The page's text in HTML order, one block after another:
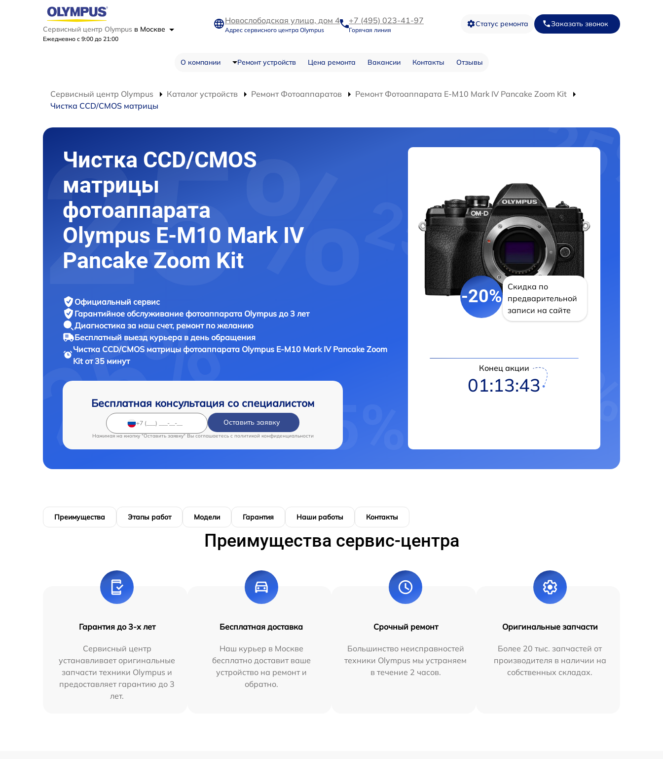
Сервисный центр Olympus в Москве
Ежедневно с 9:00 до 21:00
Новослободская улица, дом 4
Адрес сервисного центра Olympus
+7 (495) 023-41-97
Горячая линия
Статус ремонта Заказать звонок
О компании Ремонт устройств Цена ремонта Вакансии Контакты Отзывы
Сервисный центр Olympus Каталог устройств Ремонт Фотоаппаратов
Ремонт Фотоаппарата E-M10 Mark IV Pancake Zoom Kit
Чистка CCD/CMOS матрицы
Чистка CCD/CMOS
матрицы
фотоаппарата
Olympus E-M10 Mark IV
Pancake Zoom Kit
Официальный сервис
Гарантийное обслуживание фотоаппарата Olympus до 3 лет
Диагностика за наш счет, ремонт по желанию
Бесплатный выезд курьера в день обращения
Чистка CCD/CMOS матрицы фотоаппарата Olympus E-M10 Mark IV Pancake Zoom
Kit от 35 минут
Бесплатная консультация со специалистом
Оставить заявку
Нажимая на кнопку "Оставить заявку" Вы соглашаетесь c политикой конфиденциальности
-20%
Скидка по
предварительной
записи на сайте
Конец акции
01:13:42
Преимущества Этапы работ Модели Гарантия Наши работы Контакты
Преимущества сервис-центра
Гарантия до 3-х лет
Сервисный центр
устанавливает оригинальные
запчасти техники Olympus и
предоставляет гарантию до 3
лет.
Бесплатная доставка
Наш курьер в Москве
бесплатно доставит ваше
устройство на ремонт и
обратно.
Срочный ремонт
Большинство неисправностей
техники Olympus мы устраняем
в течение 2 часов.
Оригинальные запчасти
Более 20 тыс. запчастей от
производителя в наличии на
собственных складах.